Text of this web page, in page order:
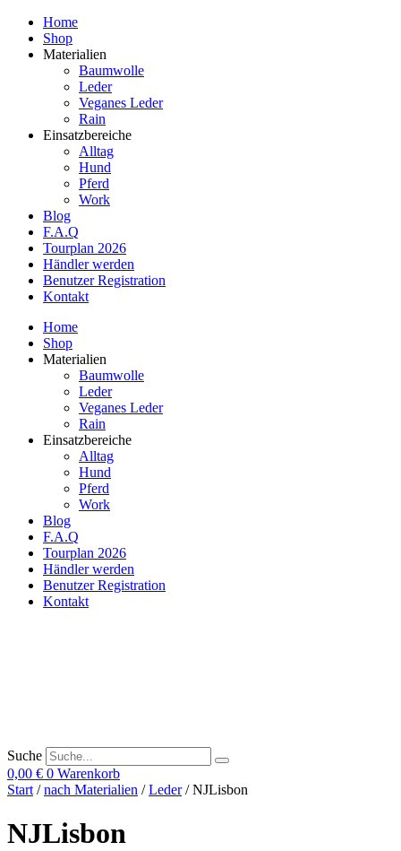
Home
Shop
Materialien
Baumwolle
Leder
Veganes Leder
Rain
Einsatzbereiche
Alltag
Hund
Pferd
Work
Blog
F.A.Q
Tourplan 2026
Händler werden
Benutzer Registration
Kontakt
Home
Shop
Materialien
Baumwolle
Leder
Veganes Leder
Rain
Einsatzbereiche
Alltag
Hund
Pferd
Work
Blog
F.A.Q
Tourplan 2026
Händler werden
Benutzer Registration
Kontakt
Suche
0,00 € 0 Warenkorb
Start /nach Materialien /Leder/ NJLisbon
NJLisbon